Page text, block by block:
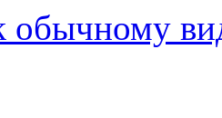
обычному